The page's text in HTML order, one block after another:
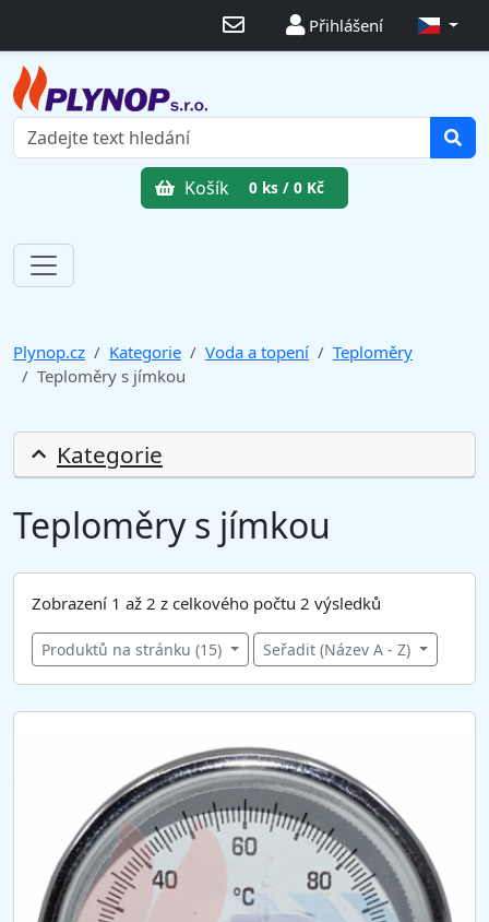
Přihlášení
Košík 0 ks / 0 Kč
Plynop.cz Kategorie Voda a topení
Teploměry
Teploměry s jímkou
Kategorie
Teploměry s jímkou
Zobrazení 1 až 2 z celkového počtu 2 výsledků
Produktů na stránku (15) Seřadit (Název A - Z)